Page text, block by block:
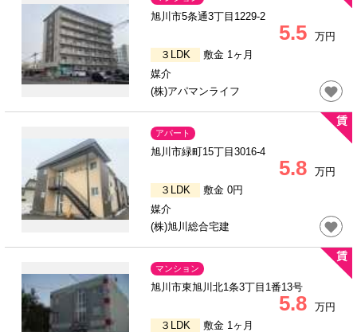
旭川市5条通3丁目1229-2
5.5
万円
３LDK
敷金 1ヶ月
媒介
(株)アパマンライフ
アパート
旭川市緑町15丁目3016-4
5.8
万円
３LDK
敷金 0円
媒介
(株)旭川総合宅建
マンション
旭川市東旭川北1条3丁目1番13号
5.8
万円
３LDK
敷金 1ヶ月